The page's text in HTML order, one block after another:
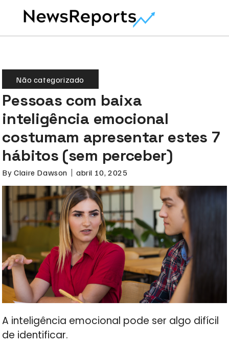
Não categorizado
Pessoas com baixa
inteligência emocional
costumam apresentar estes 7
hábitos (sem perceber)
By Claire Dawson abril 10, 2025
A inteligência emocional pode ser algo difícil
de identificar.